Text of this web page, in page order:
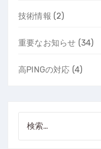
技術情報 (2)
重要なお知らせ (34)
高PINGの対応 (4)